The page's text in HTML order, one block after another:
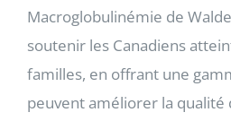
Macroglobulinémie de
soutenir les Canadiens
familles, en offrant une
peuvent améliorer la qualité